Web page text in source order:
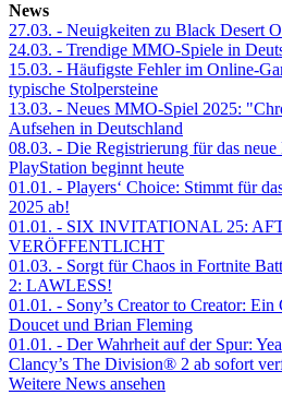
News
27.03. - Neuigkeiten zu Black Desert
24.03. - Trendige MMO-Spiele in
15.03. - Häufigste Fehler im Online-
typische Stolpersteine
13.03. - Neues MMO-Spiel 2025:
Aufsehen in Deutschland
08.03. - Die Registrierung für das neue
PlayStation beginnt heute
01.01. - Players‘ Choice: Stimmt für
2025 ab!
01.01. - SIX INVITATIONAL 25:
VERÖFFENTLICHT
01.03. - Sorgt für Chaos in Fortnite
2: LAWLESS!
01.01. - Sony’s Creator to Creator:
Doucet und Brian Fleming
01.01. - Der Wahrheit auf der Spur:
Clancy’s The Division® 2 ab sofort
Weitere News ansehen